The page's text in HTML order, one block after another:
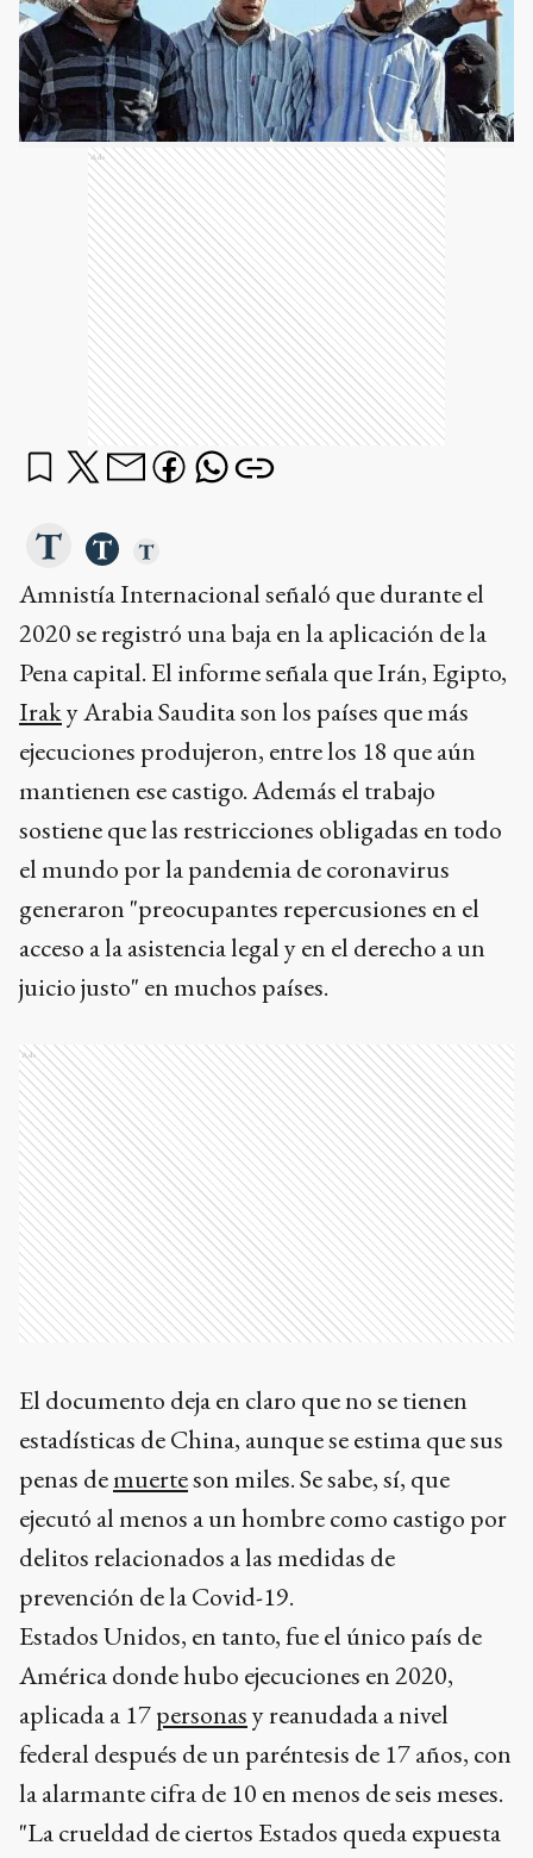
Ads
Amnistía Internacional señaló que durante el
2020 se registró una baja en la aplicación de la
Pena capital. El informe señala que Irán, Egipto,
Iraky Arabia Saudita son los países que más
ejecuciones produjeron, entre los 18 que aún
mantienen ese castigo. Además el trabajo
sostiene que las restricciones obligadas en todo
el mundo por la pandemia de coronavirus
generaron "preocupantes repercusiones en el
acceso a la asistencia legal y en el derecho a un
juicio justo" en muchos países.
Ads
El documento deja en claro que no se tienen
estadísticas de China, aunque se estima que sus
penas demuerteson miles. Se sabe, sí, que
ejecutó al menos a un hombre como castigo por
delitos relacionados a las medidas de
prevención de la Covid-19.
Estados Unidos, en tanto, fue el único país de
América donde hubo ejecuciones en 2020,
aplicada a 17personasy reanudada a nivel
federal después de un paréntesis de 17 años, con
la alarmante cifra de 10 en menos de seis meses.
"La crueldad de ciertos Estados queda expuesta